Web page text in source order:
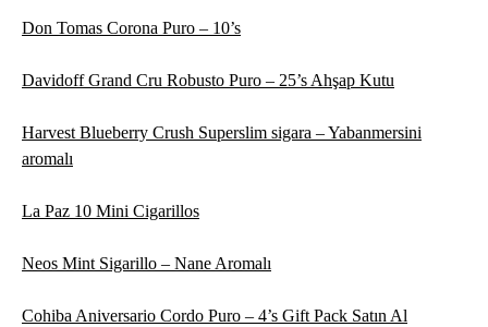
Don Tomas Corona Puro – 10’s
Davidoff Grand Cru Robusto Puro – 25’s Ahşap Kutu
Harvest Blueberry Crush Superslim sigara – Yabanmersini
aromalı
La Paz 10 Mini Cigarillos
Neos Mint Sigarillo – Nane Aromalı
Cohiba Aniversario Cordo Puro – 4’s Gift Pack Satın Al